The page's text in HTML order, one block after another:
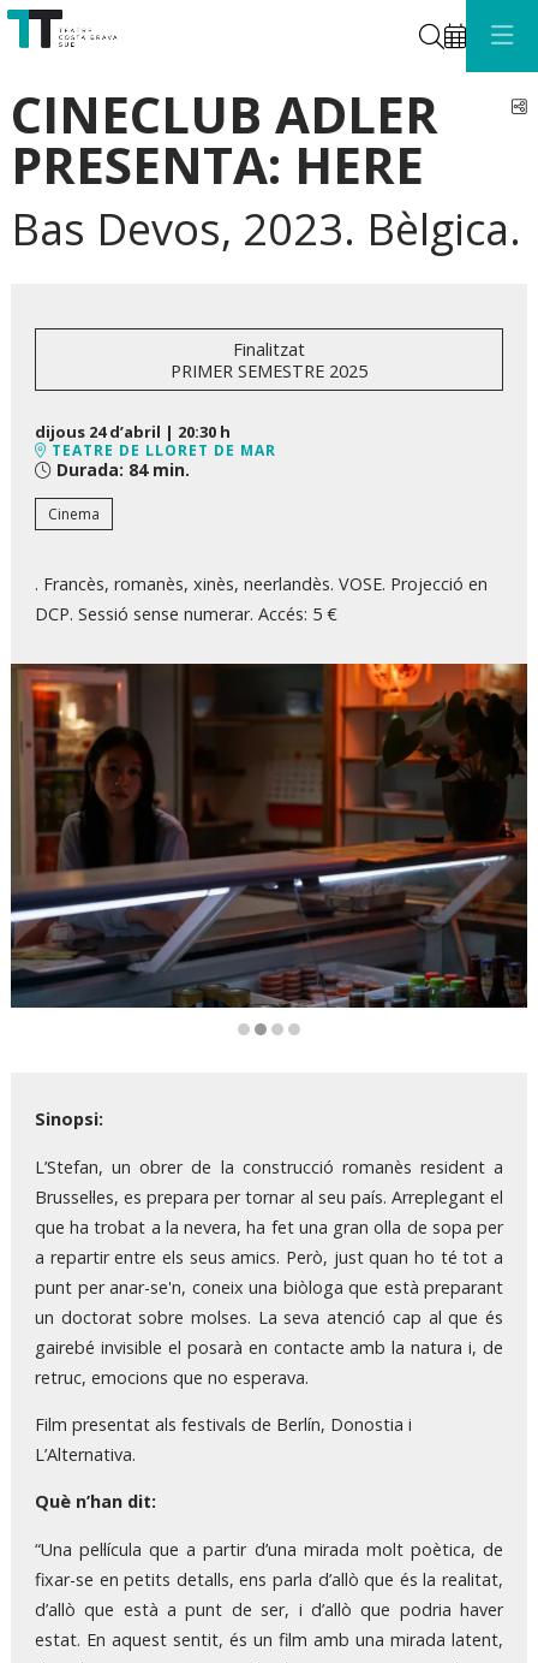
Cerca
CINECLUB ADLER
PRESENTA: HERE
Bas Devos, 2023. Bèlgica.
Finalitzat
PRIMER SEMESTRE 2025
dijous 24 d’abril | 20:30 h
TEATRE DE LLORET DE MAR
Durada: 84 min.
Cinema
. Francès, romanès, xinès, neerlandès. VOSE. Projecció en
DCP. Sessió sense numerar. Accés: 5 €
Sinopsi:
L’Stefan, un obrer de la construcció romanès resident a
Brussel·les, es prepara per tornar al seu país. Arreplegant el
que ha trobat a la nevera, ha fet una gran olla de sopa per
a repartir entre els seus amics. Però, just quan ho té tot a
punt per anar-se'n, coneix una biòloga que està preparant
un doctorat sobre molses. La seva atenció cap al que és
gairebé invisible el posarà en contacte amb la natura i, de
retruc, emocions que no esperava.
Film presentat als festivals de Berlín, Donostia i
L’Alternativa.
Què n’han dit:
“Una pel·lícula que a partir d’una mirada molt poètica, de
fixar-se en petits detalls, ens parla d’allò que és la realitat,
d’allò que està a punt de ser, i d’allò que podria haver
estat. En aquest sentit, és un film amb una mirada latent,